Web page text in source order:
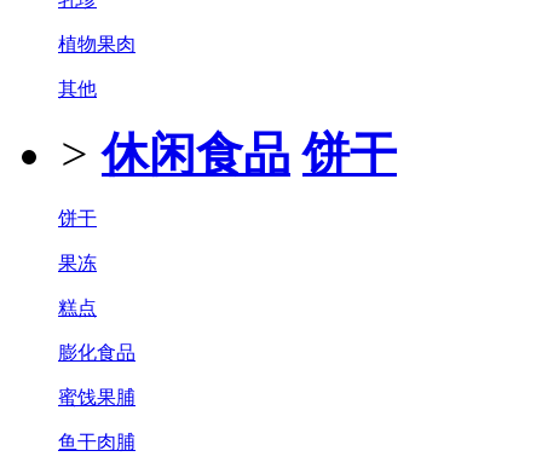
植物果肉
其他
> 休闲食品 饼干
饼干
果冻
糕点
膨化食品
蜜饯果脯
鱼干肉脯